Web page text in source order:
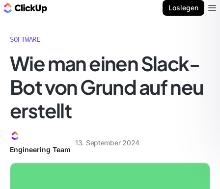
Loslegen
SOFTWARE
Wie man einen Slack-
Bot von Grund auf neu
erstellt
Engineering Team
13. September 2024